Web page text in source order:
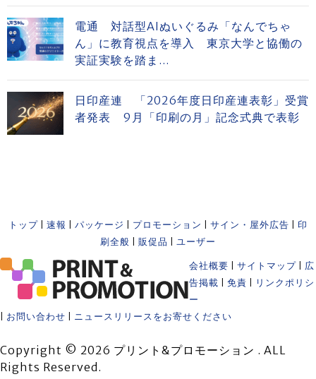
電通 対話型AIぬいぐるみ「なんでちゃ
ん」に教育視点を導入 東京大学と協働の
実証実験を踏ま...
日印産連 「2026年度日印産連表彰」受賞
者発表 9月「印刷の月」記念式典で表彰
トップ 速報 パッケージ プロモーション サイン・屋外広告
印
刷全般
販促品 ユーザー
会社概要 サイトマップ
広
告掲載
免責
リンクポリシ
ー
お問い合わせ ニュースリリースをお寄せください
Copyright © 2026 プリント&プロモーション . ALL
Rights Reserved.